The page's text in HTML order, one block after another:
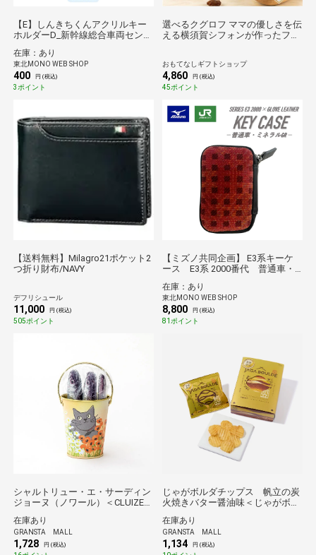
【E】しんきちくんアクリルキー
ホルダーD_新幹線総合車両センタ
在庫：あり
東北MONO WEB SHOP
400 円 (税込)
3ポイント
選べるクグロフ ママの優しさを伝
える横須賀シフォンが作ったフル
さい
おもてなしギフトショップ
4,860 円 (税込)
45ポイント
【送料無料】Milagro21ポケット2
つ折り財布/NAVY
デフリシュール
11,000 円 (税込)
505ポイント
【ミズノ共同企画】 E3系キーケ
ース E3系 2000番代 普通車・
在庫：あり
東北MONO WEB SHOP
8,800 円 (税込)
81ポイント
シャルトリュー・エ・サーディン
ジョーヌ（ノワール）＜CLUIZEL
在庫あり
GRANSTA MALL
1,728 円 (税込)
じゃがボルダチップス 帆立の炭
火焼きバター醤油味＜じゃがボル
在庫あり
GRANSTA MALL
1,134 円 (税込)